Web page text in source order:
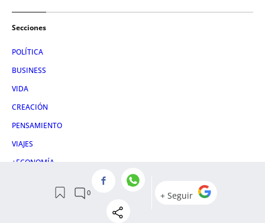
Secciones
POLÍTICA
BUSINESS
VIDA
CREACIÓN
PENSAMIENTO
VIAJES
+ECONOMÍA
PRIMERAS PLANAS